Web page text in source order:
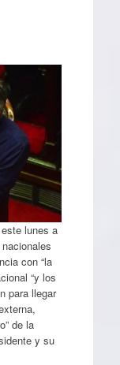
lunes a
con “la
“y los
para llegar
de la
y su